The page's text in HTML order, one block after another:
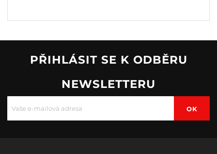
PŘIHLÁSIT SE K ODBĚRU
NEWSLETTERU